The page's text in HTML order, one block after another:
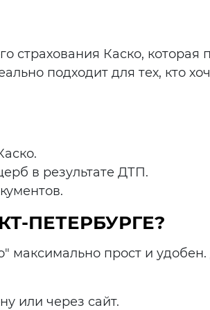
страхования Каско, которая
подходит для тех, кто
в результате ДТП.
ПЕТЕРБУРГЕ?
прост и удобен.
или через сайт.